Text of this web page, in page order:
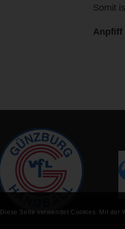
Somit
Anpfiff
Diese Seite verwendet Cookies. Mit der